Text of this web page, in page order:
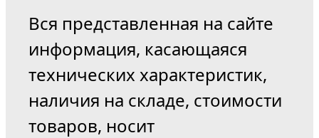
Вся представленная на сайте
информация, касающаяся
технических характеристик,
наличия на складе, стоимости
товаров, носит